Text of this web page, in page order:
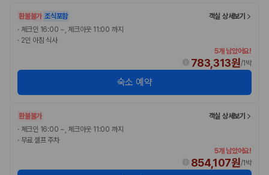
제주도 렌트카 차종별 가격비교
경차·소형차
혼자 또는 2인 여행에 적합하며 제주 렌트카 최저가를 찾는 사용자
준중형·중형차
커플·친구 여행에서 많이 선택되며 가격과 승차감의 균형이 좋은 차
종입니다.
가족 여행, 짐이 많은 여행, 장거리 이동에 적합하며 보험 조건과 차
량 연식을 함께 비교하는 것이 좋습니다.
승합차·대형차
단체 여행이나 4인 이상 가족 여행에 적합하며 인원수, 짐 공간, 보
환불불가 조식포함
객실 상세보기
· 체크인 16:00 ~, 체크아웃 11:00 까지
· 2인 아침 식사
5개 남았어요!
783,313원/1박
숙소 예약
환불불가
객실 상세보기
· 체크인 16:00 ~, 체크아웃 11:00 까지
· 무료 셀프 주차
5개 남았어요!
854,107원/1박